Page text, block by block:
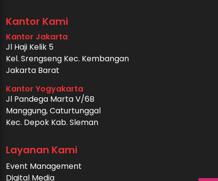
Kantor Kami
Kantor Jakarta
Jl Haji Kelik 5
Kel. Srengseng Kec. Kembangan
Jakarta Barat
Kantor Yogyakarta
Jl Pandega Marta V/6B
Manggung, Caturtunggal
Kec. Depok Kab. Sleman
Layanan Kami
Event Management
Digital Media